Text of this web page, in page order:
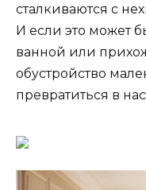
сталкиваются с
И если это может
ванной или
обустройство
превратиться в